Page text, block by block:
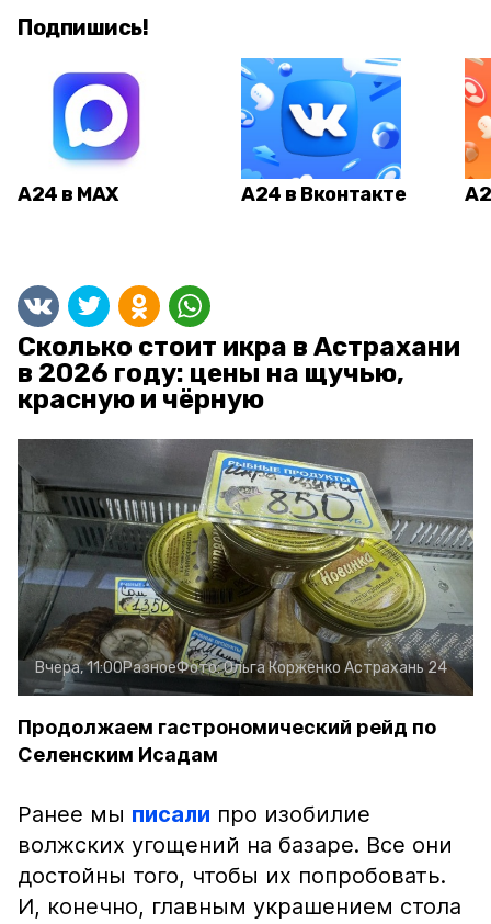
Подпишись!
А24 в MAX А24 в Вконтакте
Сколько стоит икра в Астрахани
в 2026 году: цены на щучью,
красную и чёрную
Вчера, 11:00РазноеФото:Ольга Корженко Астрахань 24
Продолжаем гастрономический рейд по
Селенским Исадам
Ранее мы писали про изобилие
волжских угощений на базаре. Все они
достойны того, чтобы их попробовать.
И, конечно, главным украшением стола